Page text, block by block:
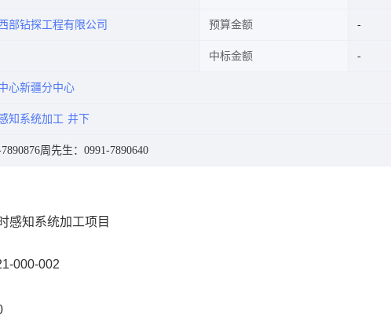
部钻探工程有限公司 预算金额
中标金额
心新疆分中心
知系统加工 井下
周先生：0991-7890640
感知系统加工项目
000-002